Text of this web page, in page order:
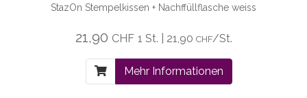
StazOn Stempelkissen + Nachffüllflasche weiss
21,90 CHF 1 St. | 21,90 CHF/St.
Mehr Informationen